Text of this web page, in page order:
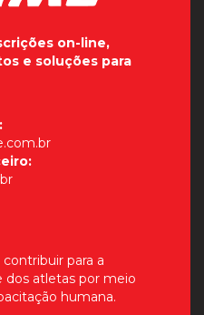
on-line,
e soluções para
para a
dos atletas por meio
humana.